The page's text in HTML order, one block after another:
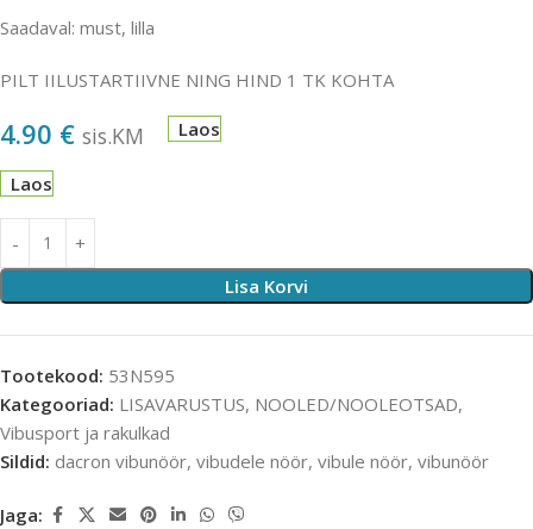
Saadaval: must, lilla
PILT IILUSTARTIIVNE NING HIND 1 TK KOHTA
4.90 € sis.KM Laos
Laos
Lisa Korvi
Tootekood: 53N595
Kategooriad: LISAVARUSTUS, NOOLED/NOOLEOTSAD,
Vibusport ja rakulkad
Sildid: dacron vibunöör, vibudele nöör, vibule nöör, vibunöör
Jaga: